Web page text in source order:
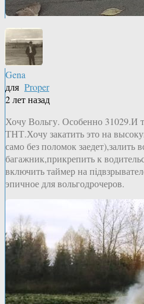
Gena
для Proper
2 лет назад
Хочу Вольгу. Особенно 31029.И
ТНТ.Хочу закатить это на
само без поломок заедет),залить
багажник,прикрепить к
включить таймер на
эпичное для вольгодрочеров.